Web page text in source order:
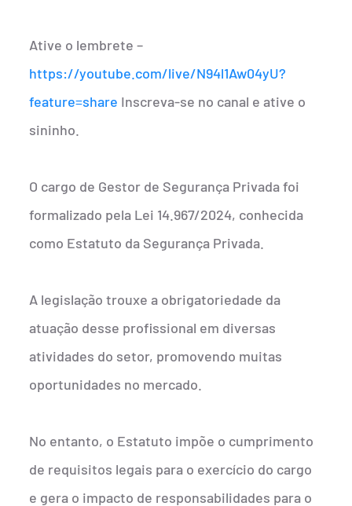
Ative o lembrete –
https://youtube.com/live/N94l1Aw04yU?
feature=share Inscreva-se no canal e ative o
sininho.
O cargo de Gestor de Segurança Privada foi
formalizado pela Lei 14.967/2024, conhecida
como Estatuto da Segurança Privada.
A legislação trouxe a obrigatoriedade da
atuação desse profissional em diversas
atividades do setor, promovendo muitas
oportunidades no mercado.
No entanto, o Estatuto impõe o cumprimento
de requisitos legais para o exercício do cargo
e gera o impacto de responsabilidades para o